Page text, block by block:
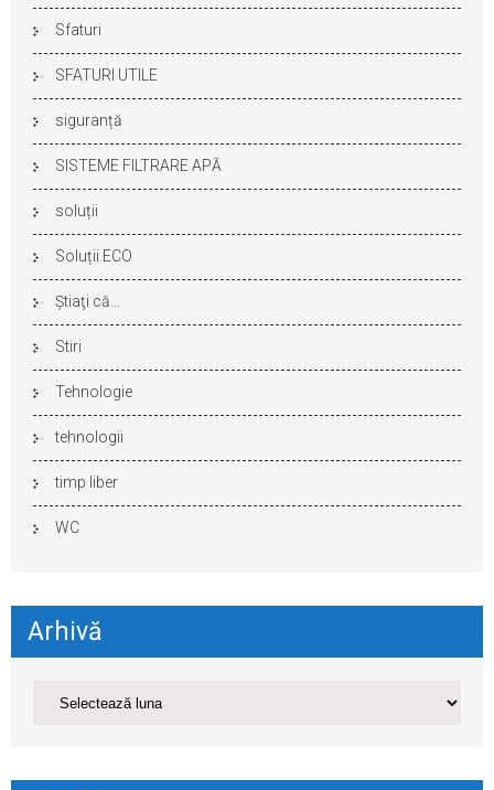
Sfaturi
SFATURI UTILE
siguranță
SISTEME FILTRARE APĂ
soluții
Soluții ECO
Ştiaţi că…
Stiri
Tehnologie
tehnologii
timp liber
WC
Arhivă